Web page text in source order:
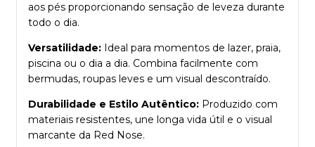
aos pés proporcionando sensação de leveza durante
todo o dia.
Versatilidade: Ideal para momentos de lazer, praia,
piscina ou o dia a dia. Combina facilmente com
bermudas, roupas leves e um visual descontraído.
Durabilidade e Estilo Autêntico: Produzido com
materiais resistentes, une longa vida útil e o visual
marcante da Red Nose.